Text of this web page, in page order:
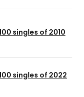
singles of 2010
singles of 2022